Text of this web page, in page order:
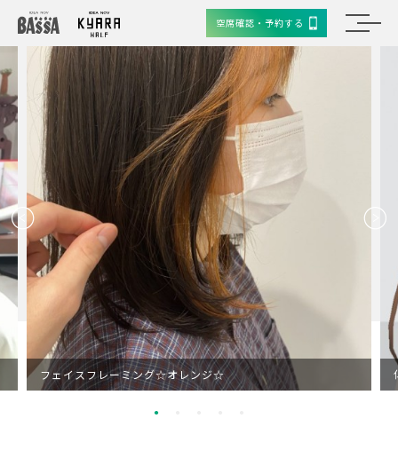
空席確認・予約する
フェイスフレーミング☆オレンジ☆